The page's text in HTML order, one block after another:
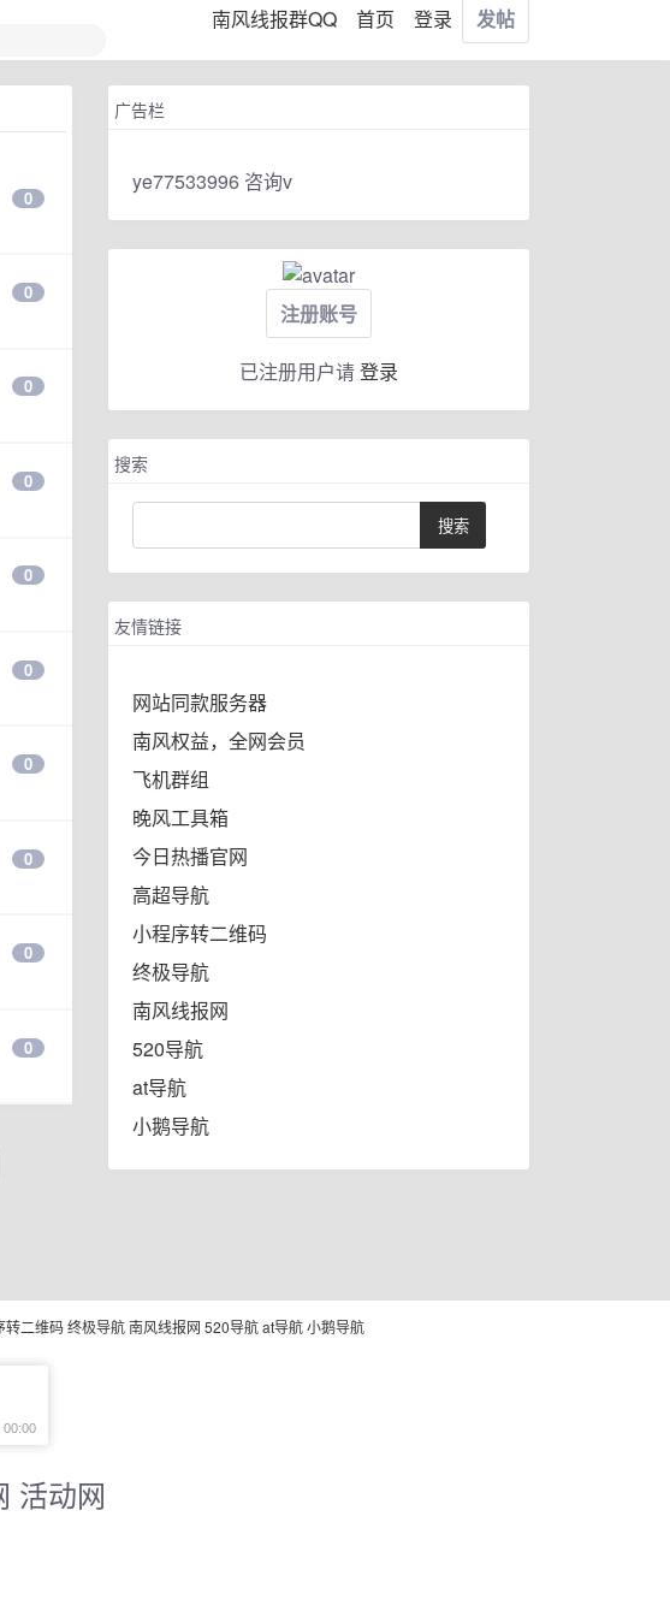
南风线报群QQ 首页 登录 发帖
0
0
0
0
0
0
0
0
0
0
广告栏
ye77533996 咨询v
注册账号
已注册用户请登录
搜索
友情链接
网站同款服务器
南风权益，全网会员
飞机群组
晚风工具箱
今日热播官网
高超导航
小程序转二维码
终极导航
南风线报网
520导航
at导航
小鹅导航
转二维码 终极导航 南风线报网 520导航 at导航 小鹅导航
活动网